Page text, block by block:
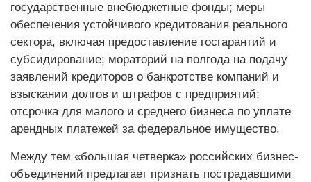
государственные внебюджетные фонды; меры
обеспечения устойчивого кредитования реального
сектора, включая предоставление госгарантий и
субсидирование; мораторий на полгода на подачу
заявлений кредиторов о банкротстве компаний и
взыскании долгов и штрафов с предприятий;
отсрочка для малого и среднего бизнеса по уплате
арендных платежей за федеральное имущество.
Между тем «большая четверка» российских бизнес-
объединений предлагает признать пострадавшими